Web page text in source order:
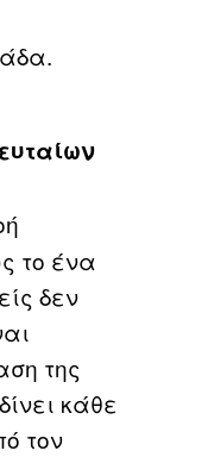
το ένα
δεν
της
κάθε
τον